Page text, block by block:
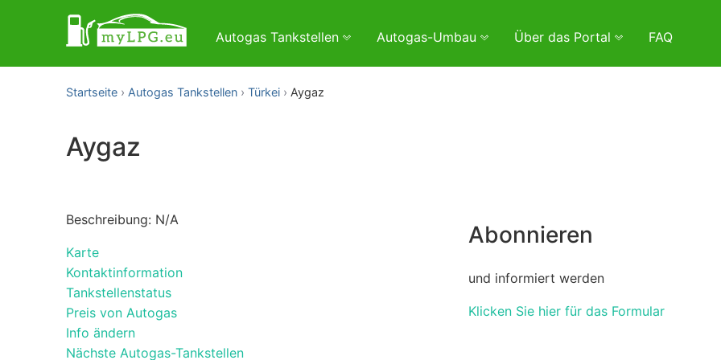
Autogas Tankstellen Autogas-Umbau Über das Portal FAQ
Startseite Autogas Tankstellen Türkei Aygaz
Aygaz
Beschreibung: N/A
Karte
Kontaktinformation
Tankstellenstatus
Preis von Autogas
Info ändern
Nächste Autogas-Tankstellen
Abonnieren
und informiert werden
Klicken Sie hier für das Formular